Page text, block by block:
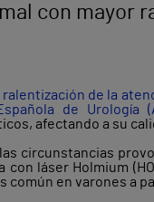
con mayor
ralentización de la
de Urología
afectando a su
circunstancias
láser Holmium
en varones a